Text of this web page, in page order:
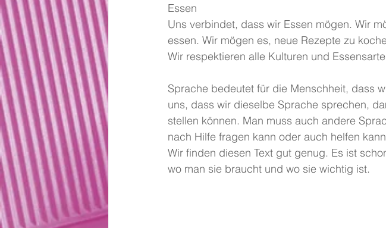
Essen
Uns verbindet, dass wir Essen mögen. Wir
essen. Wir mögen es, neue Rezepte zu
Wir respektieren alle Kulturen und
Sprache bedeutet für die Menschheit, dass
uns, dass wir dieselbe Sprache sprechen,
stellen können. Man muss auch andere
nach Hilfe fragen kann oder auch helfen
Wir finden diesen Text gut genug. Es ist
wo man sie braucht und wo sie wichtig ist.